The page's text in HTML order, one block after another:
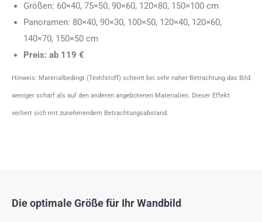
Größen: 60×40, 75×50, 90×60, 120×80, 150×100 cm
Panoramen: 80×40, 90×30, 100×50, 120×40, 120×60,
140×70, 150×50 cm
Preis: ab 119 €
Hinweis: Materialbedingt (Textilstoff) scheint bei sehr naher Betrachtung das Bild
weniger scharf als auf den anderen angebotenen Materialien. Dieser Effekt
verliert sich mit zunehmendem Betrachtungsabstand.
Die optimale Größe für Ihr Wandbild